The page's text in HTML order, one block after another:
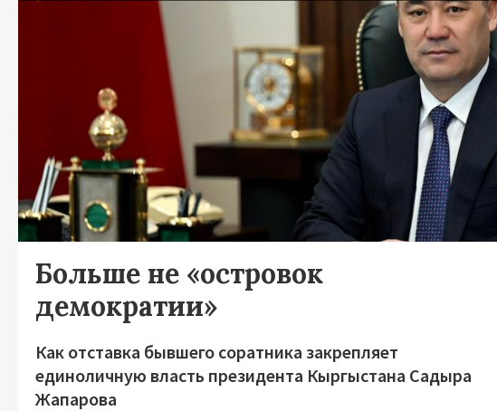
Больше не «островок
демократии»
Как отставка бывшего соратника закрепляет
единоличную власть президента Кыргыстана Садыра
Жапарова